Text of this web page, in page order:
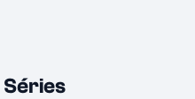
Séries